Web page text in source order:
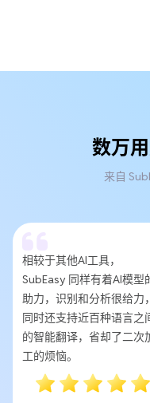
数万
来自
相较于其他AI工具，
SubEasy 同样有着AI模型
助力，识别和分析很给力，
同时还支持近百种语言之
的智能翻译，省却了二次
工的烦恼。